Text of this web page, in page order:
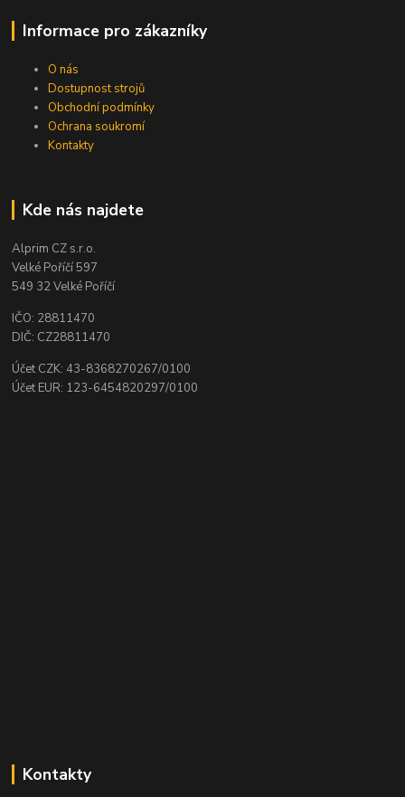
Informace pro zákazníky
O nás
Dostupnost strojů
Obchodní podmínky
Ochrana soukromí
Kontakty
Kde nás najdete
Alprim CZ s.r.o.
Velké Poříčí 597
549 32 Velké Poříčí
IČO: 28811470
DIČ: CZ28811470
Účet CZK: 43-8368270267/0100
Účet EUR: 123-6454820297/0100
Kontakty